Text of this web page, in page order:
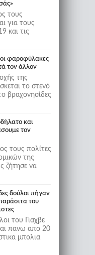
τους
για τους
και τις
φαροφύλακες
τον άλλον
της
το στενό
βραχονησίδες
και
τον
τους πολίτες
της
ζήτησε να
δούλοι πήγαν
του
του Γιαχβε
πανω απο 20
μπολια